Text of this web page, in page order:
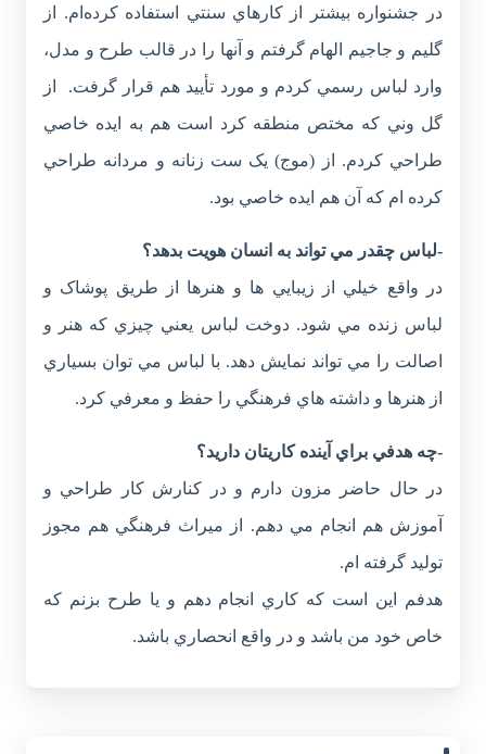
در جشنواره بيشتر از کارهاي سنتي استفاده کرده‌ام. از
گليم و جاجيم الهام گرفتم و آنها را در قالب طرح و مدل،
وارد لباس رسمي کردم و مورد تأييد هم قرار گرفت. از
گل وني که مختص منطقه کرد است هم به ايده خاصي
طراحي کردم. از (موج) يک ست زنانه و مردانه طراحي
کرده ام که آن هم ايده خاصي بود.
-لباس چقدر مي تواند به انسان هويت بدهد؟
در واقع خيلي از زيبايي ها و هنرها از طريق پوشاک و
لباس زنده مي شود. دوخت لباس يعني چيزي که هنر و
اصالت را مي تواند نمايش دهد. با لباس مي توان بسياري
از هنرها و داشته هاي فرهنگي را حفظ و معرفي کرد.
-چه هدفي براي آينده کاريتان داريد؟
در حال حاضر مزون دارم و در کنارش کار طراحي و
آموزش هم انجام مي دهم. از ميراث فرهنگي هم مجوز
توليد گرفته ام.
هدفم اين است که کاري انجام دهم و يا طرح بزنم که
خاص خود من باشد و در واقع انحصاري باشد.